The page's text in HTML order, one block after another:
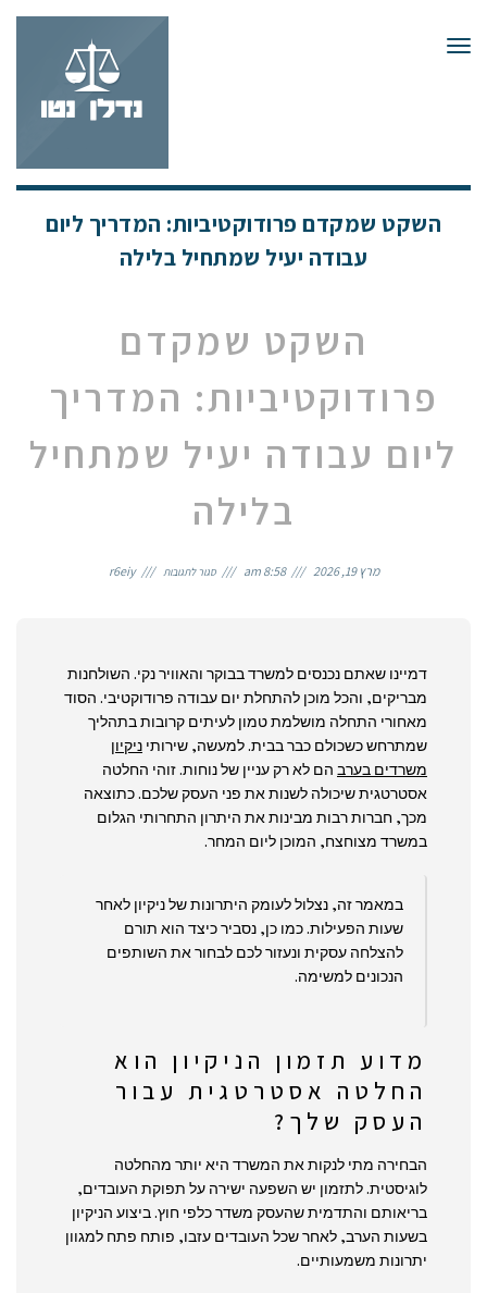
תפריט
השקט שמקדם פרודוקטיביות: המדריך ליום
עבודה יעיל שמתחיל בלילה
השקט שמקדם
פרודוקטיביות: המדריך
ליום עבודה יעיל שמתחיל
בלילה
מרץ 19, 2026 8:58 am סגור לתגובות השקט
שמקדםr6eiy
דמיינו שאתם נכנסים למשרד בבוקר והאוויר נקי. השולחנות
מבריקים, והכל מוכן להתחלת יום עבודה פרודוקטיבי. הסוד
מאחורי התחלה מושלמת טמון לעיתים קרובות בתהליך
שמתרחש כשכולם כבר בבית. למעשה, שירותי ניקיון
משרדים בערב הם לא רק עניין של נוחות. זוהי החלטה
אסטרטגית שיכולה לשנות את פני העסק שלכם. כתוצאה
מכך, חברות רבות מבינות את היתרון התחרותי הגלום
במשרד מצוחצח, המוכן ליום המחר.
במאמר זה, נצלול לעומק היתרונות של ניקיון לאחר
שעות הפעילות. כמו כן, נסביר כיצד הוא תורם
להצלחה עסקית ונעזור לכם לבחור את השותפים
הנכונים למשימה.
מדוע תזמון הניקיון הוא
החלטה אסטרטגית עבור
העסק שלך?
הבחירה מתי לנקות את המשרד היא יותר מהחלטה
לוגיסטית. לתזמון יש השפעה ישירה על תפוקת העובדים,
בריאותם והתדמית שהעסק משדר כלפי חוץ. ביצוע הניקיון
בשעות הערב, לאחר שכל העובדים עזבו, פותח פתח למגוון
יתרונות משמעותיים.